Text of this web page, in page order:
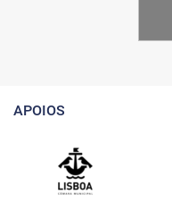
APOIOS